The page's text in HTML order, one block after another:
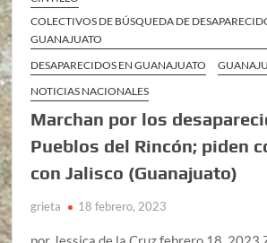
COLECTIVOS DE BÚSQUEDA DE
GUANAJUATO
DESAPARECIDOS EN GUANAJUATO
NOTICIAS NACIONALES
Marchan por los
Pueblos del Rincón; piden
con Jalisco (Guanajuato)
grieta 18 febrero, 2023